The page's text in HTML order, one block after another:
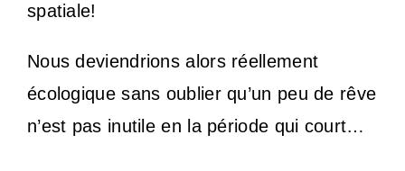
spatiale!
Nous deviendrions alors réellement
écologique sans oublier qu’un peu de rêve
n’est pas inutile en la période qui court…